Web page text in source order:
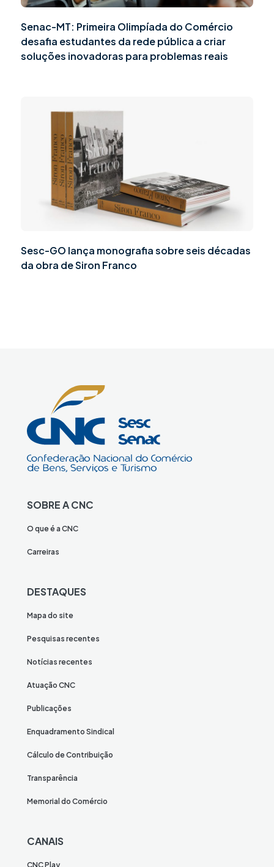
Senac-MT: Primeira Olimpíada do Comércio
desafia estudantes da rede pública a criar
soluções inovadoras para problemas reais
Sesc-GO lança monografia sobre seis décadas
da obra de Siron Franco
SOBRE A CNC
O que é a CNC
Carreiras
DESTAQUES
Mapa do site
Pesquisas recentes
Notícias recentes
Atuação CNC
Publicações
Enquadramento Sindical
Cálculo de Contribuição
Transparência
Memorial do Comércio
CANAIS
CNC Play